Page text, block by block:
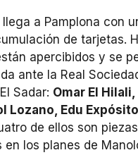
llega a Pamplona con
de tarjetas.
apercibidos y se
ante la Real
Sadar: Omar El
Lozano, Edu
de ellos son
en los planes de